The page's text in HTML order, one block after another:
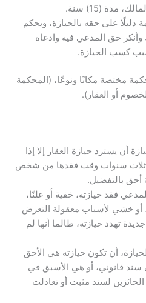
مدة (15) سنة.
دليلًا على حقه بالحيازة، ويحكم
وأنكر حق المدعي فيه وادعاه
كسب الحيازة.
مختصة مكانًا ونوعًا، (المحكمة
أو العقار).
أن يسترد حيازة العقار إلا إذا
ثلاث سنوات وقت فقدها من شخص
أحق بالتفضيل.
فقد حيازته، خفية أو علنًا،
أو خشي لأسباب معقولة التعرض
تهدد حيازته، طالما أنها لم
أن تكون حيازته هي الأحق
سند قانوني، أو هي الأسبق في
الحائزين لسند مثبت أو تعادلت